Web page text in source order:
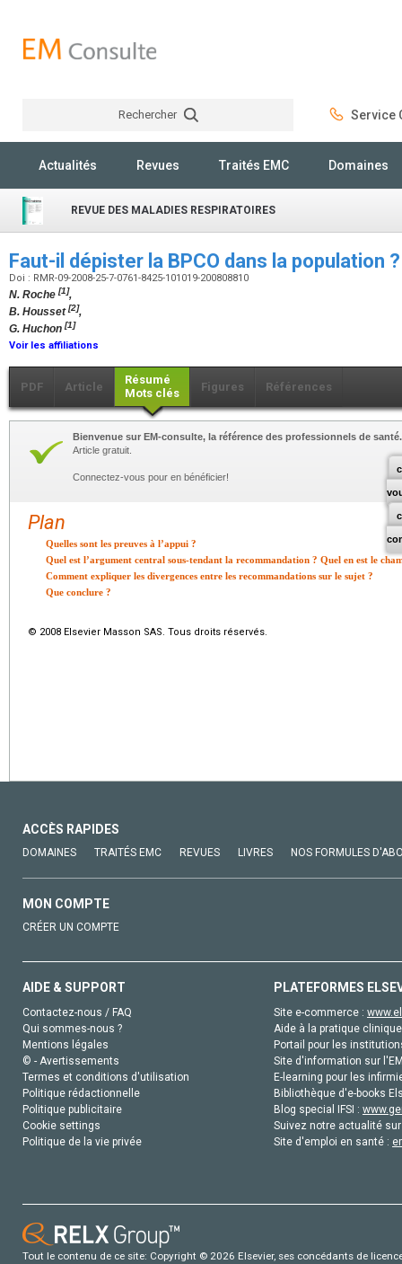
Rechercher Service
Actualités Revues Traités EMC Domaines
REVUE DES MALADIES RESPIRATOIRES
Faut-il dépister la BPCO dans la population
Doi : RMR-09-2008-25-7-0761-8425-101019-200808810
N. Roche [1],
B. Housset[2],
G. Huchon [1]
Voir les affiliations
PDF Article
Résumé
Mots clés
Figures Références
Bienvenue sur EM-consulte, la référence des professionnels de santé.
Article gratuit.
Connectez-vous pour en bénéficier!
Plan
Quelles sont les preuves à l’appui ?
Quel est l’argument central sous-tendant la recommandation ? Quel en est le
Comment expliquer les divergences entre les recommandations sur le sujet ?
Que conclure ?
© 2008 Elsevier Masson SAS. Tous droits réservés.
ACCÈS RAPIDES
DOMAINES TRAITÉS EMC REVUES LIVRES NOS FORMULES
MON COMPTE
CRÉER UN COMPTE
AIDE & SUPPORT
Contactez-nous / FAQ
Qui sommes-nous ?
Mentions légales
© - Avertissements
Termes et conditions d'utilisation
Politique rédactionnelle
Politique publicitaire
Cookie settings
Politique de la vie privée
PLATEFORMES
Site e-commerce :
Aide à la pratique
Portail pour les
Site d'information sur
E-learning pour les
Bibliothèque d'e-books
Blog special IFSI :
Suivez notre actualité
Site d'emploi en santé :
Tout le contenu de ce site: Copyright © 2026 Elsevier, ses concédants de